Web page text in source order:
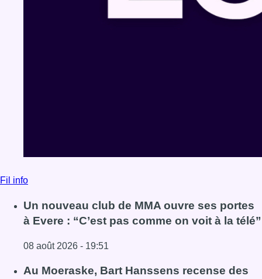
Fil info
Un nouveau club de MMA ouvre ses portes
à Evere : “C’est pas comme on voit à la télé”
08 août 2026 - 19:51
Lire l'article Un nouveau club de MMA ouvre ses portes à
Au Moeraske, Bart Hanssens recense des